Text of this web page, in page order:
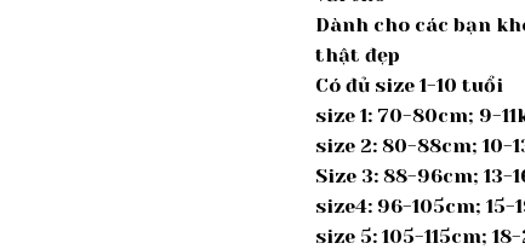
Dành cho các bạn
thật đẹp
Có đủ size 1-10 tuổi
size 1: 70-80cm; 9-
size 2: 80-88cm; 10-
Size 3: 88-96cm; 13-
size4: 96-105cm;
size 5: 105-115cm;